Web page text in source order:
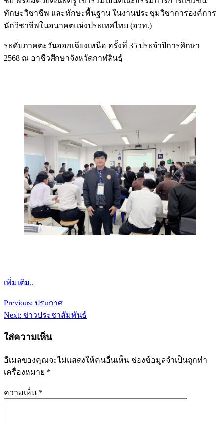
ทักษะวิชาชีพ และทักษะพื้นฐาน ในงานประชุมวิชาการองค์การ
นักวิชาชีพในอนาคตแห่งประเทศไทย (อวท.)
ระดับภาคตะวันออกเฉียงเหนือ ครั้งที่ 35 ประจำปีการศึกษา
2568 ณ อาชีวศึกษาจังหวัดกาฬสินธุ์
เพิ่มเติม..
แนะแนว
Previous: ประกาศ
Next: ข่าวประชาสัมพันธ์
ใส่ความเห็น
อีเมลของคุณจะไม่แสดงให้คนอื่นเห็น ช่องข้อมูลจำเป็นถูกทำ
เครื่องหมาย *
ความเห็น *